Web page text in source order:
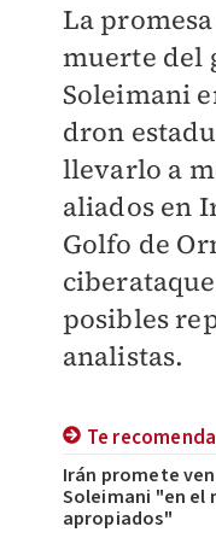
La
muerte del
Soleimani
dron
llevarlo a
aliados en
Golfo de
posibles
analistas.
Te
Irán promete
Soleimani "en el
apropiados"